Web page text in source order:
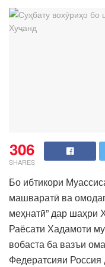
306
SHARES
Бо ибтикори
машваратӣ ва
меҳнатӣ” дар шаҳри
Раёсати Хадамоти
вобаста ба вазъи
Федератсияи Россия